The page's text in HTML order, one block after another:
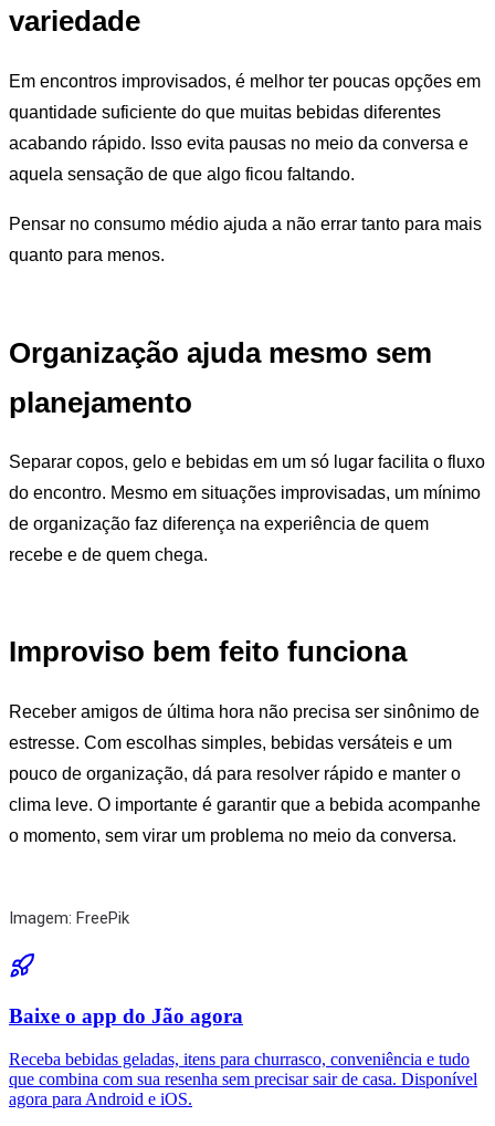
variedade
Em encontros improvisados, é melhor ter poucas opções em
quantidade suficiente do que muitas bebidas diferentes
acabando rápido. Isso evita pausas no meio da conversa e
aquela sensação de que algo ficou faltando.
Pensar no consumo médio ajuda a não errar tanto para mais
quanto para menos.
Organização ajuda mesmo sem
planejamento
Separar copos, gelo e bebidas em um só lugar facilita o fluxo
do encontro. Mesmo em situações improvisadas, um mínimo
de organização faz diferença na experiência de quem
recebe e de quem chega.
Improviso bem feito funciona
Receber amigos de última hora não precisa ser sinônimo de
estresse. Com escolhas simples, bebidas versáteis e um
pouco de organização, dá para resolver rápido e manter o
clima leve. O importante é garantir que a bebida acompanhe
o momento, sem virar um problema no meio da conversa.
Imagem: FreePik
Baixe o app do Jão agora
Receba bebidas geladas, itens para churrasco, conveniência e tudo
que combina com sua resenha sem precisar sair de casa. Disponível
agora para Android e iOS.